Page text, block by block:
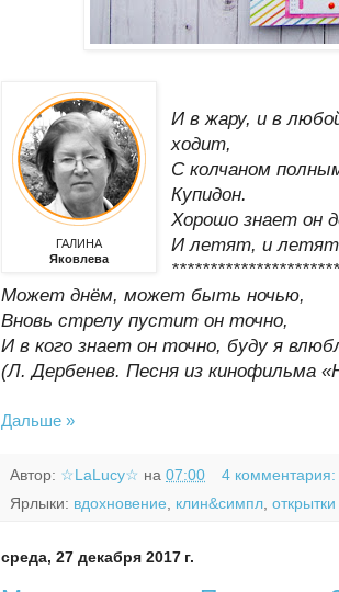
ГАЛИНА
Яковлева
И в жару, и в
ходит,
С колчаном
Купидон.
Хорошо знает он
И летят, и летят
Может днём, может быть ночью,
Вновь стрелу пустит он точно,
И в кого знает он точно, буду я
(Л. Дербенев. Песня из кинофильма «
Дальше »
Автор: ☆LaLucy☆ на 07:00
4 комментария:
Ярлыки: вдохновение, клин&симпл, открытки
среда, 27 декабря 2017 г.